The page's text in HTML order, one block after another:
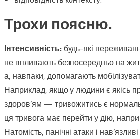
Трохи поясню.
Інтенсивність:будь-які
не впливають безпосередньо на
а, навпаки, допомагають
Наприклад, якщо у людини є якісь
здоров’ям — тривожитись є
ця тривога має перейти у дію,
Натомість, панічні атаки і